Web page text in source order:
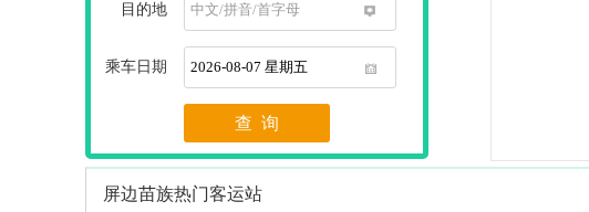
目的地
1
乘车日期
1
查 询
屏边苗族热门客运站